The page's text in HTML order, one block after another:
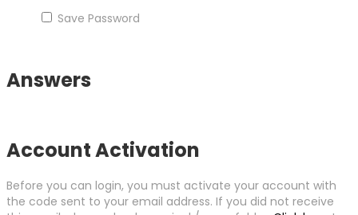
Save Password
Answers
Account Activation
Before you can login, you must activate your account with
the code sent to your email address. If you did not receive